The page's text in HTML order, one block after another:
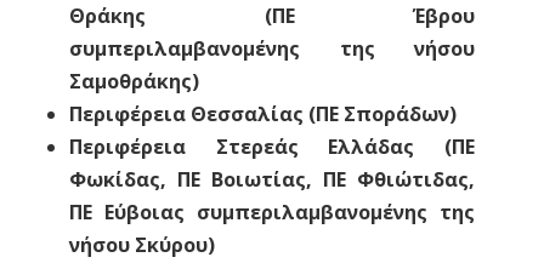
Θράκης (ΠΕ Έβρου
συμπεριλαμβανομένης της νήσου
Σαμοθράκης)
Περιφέρεια Θεσσαλίας (ΠΕ Σποράδων)
Περιφέρεια Στερεάς Ελλάδας (ΠΕ
Φωκίδας, ΠΕ Βοιωτίας, ΠΕ Φθιώτιδας,
ΠΕ Εύβοιας συμπεριλαμβανομένης της
νήσου Σκύρου)